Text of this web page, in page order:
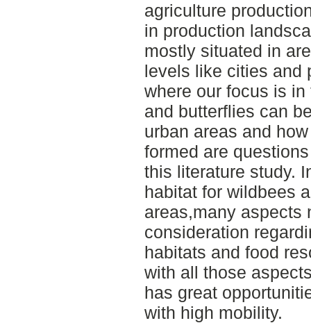
agriculture
in production
mostly situated in
levels like cities and
where our focus is
and butterflies can
urban areas and
formed are
this literature study.
habitat for wildbees
areas,many aspects
consideration
habitats and food
with all those
has great
with high mobility.